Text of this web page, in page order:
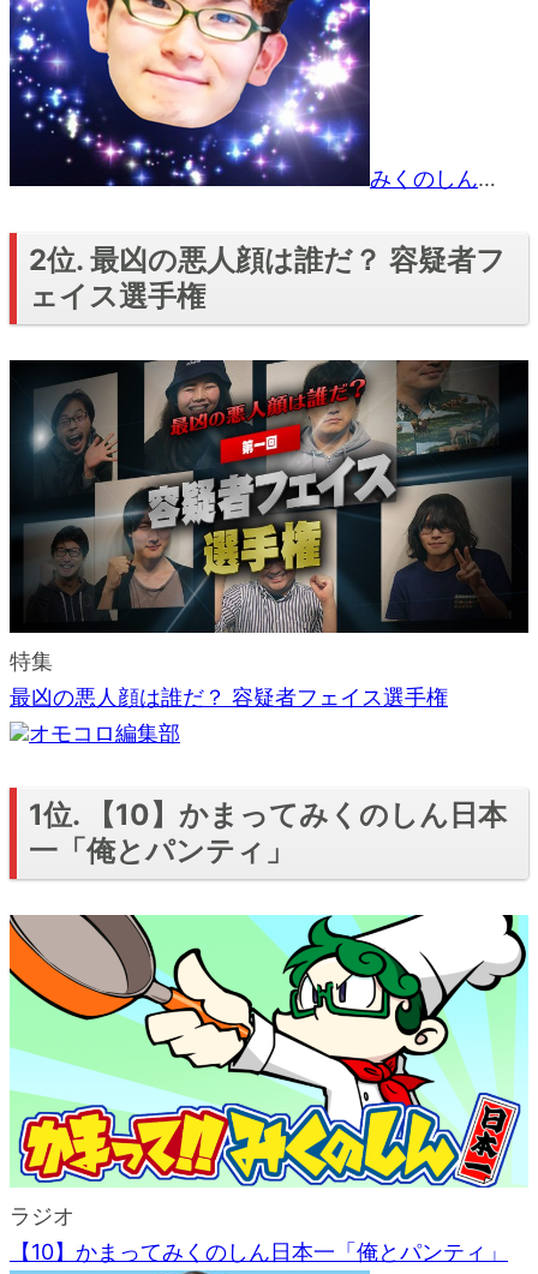
みくのしん…
2位. 最凶の悪人顔は誰だ？ 容疑者フ
ェイス選手権
特集
最凶の悪人顔は誰だ？ 容疑者フェイス選手権
オモコロ編集部
1位. 【10】かまってみくのしん日本
一「俺とパンティ」
ラジオ
【10】かまってみくのしん日本一「俺とパンティ」